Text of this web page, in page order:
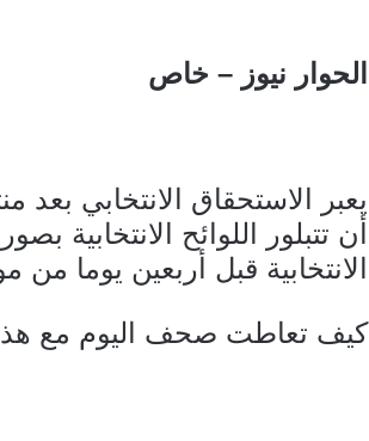
الحوار نيوز – خاص
يعبر الاستحقاق الانتخابي
أن تتبلور اللوائح الانتخابية
الانتخابية قبل أربعين يوما من
كيف تعاطت صحف اليوم مع هذا